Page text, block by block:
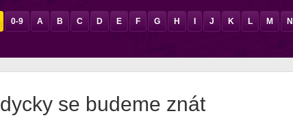
0-9 A B C D E F G H J K L M N
se budeme znát